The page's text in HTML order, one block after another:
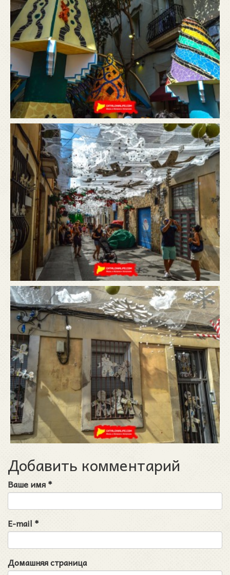
Добавить комментарий
Ваше имя*
E-mail *
Домашняя страница